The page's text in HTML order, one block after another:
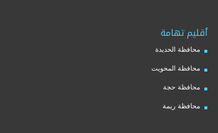
أقليم تهامة
محافظة الحديدة
محافظة المحويت
محافظة حجة
محافظة ريمة